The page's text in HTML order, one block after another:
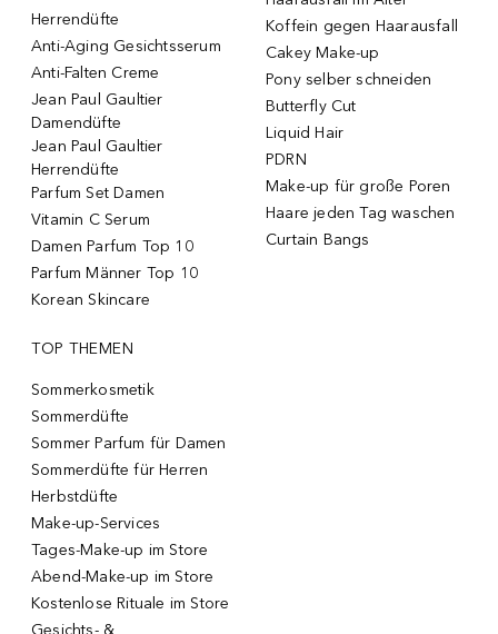
Herrendüfte
Anti-Aging Gesichtsserum
Anti-Falten Creme
Jean Paul Gaultier
Damendüfte
Jean Paul Gaultier
Herrendüfte
Parfum Set Damen
Vitamin C Serum
Damen Parfum Top 10
Parfum Männer Top 10
Korean Skincare
Koffein gegen Haarausfall
Cakey Make-up
Pony selber schneiden
Butterfly Cut
Liquid Hair
PDRN
Make-up für große Poren
Haare jeden Tag waschen
Curtain Bangs
TOP THEMEN
Sommerkosmetik
Sommerdüfte
Sommer Parfum für Damen
Sommerdüfte für Herren
Herbstdüfte
Make-up-Services
Tages-Make-up im Store
Abend-Make-up im Store
Kostenlose Rituale im Store
Gesichts- &